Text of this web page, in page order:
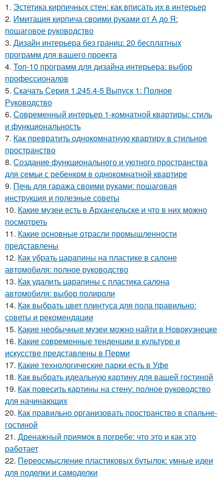
1. Эстетика кирпичных стен: как вписать их в интерьер
2. Имитация кирпича своими руками от А до Я:
пошаговое руководство
3. Дизайн интерьера без границ: 20 бесплатных
программ для вашего проекта
4. Топ-10 программ для дизайна интерьера: выбор
профессионалов
5. Скачать Серия 1.245.4-5 Выпуск 1: Полное
Руководство
6. Современный интерьер 1-комнатной квартиры: стиль
и функциональность
7. Как превратить однокомнатную квартиру в стильное
пространство
8. Создание функционального и уютного пространства
для семьи с ребенком в однокомнатной квартире
9. Печь для гаража своими руками: пошаговая
инструкция и полезные советы
10. Какие музеи есть в Архангельске и что в них можно
посмотреть
11. Какие основные отрасли промышленности
представлены
12. Как убрать царапины на пластике в салоне
автомобиля: полное руководство
13. Как удалить царапины с пластика салона
автомобиля: выбор полироли
14. Как выбрать цвет плинтуса для пола правильно:
советы и рекомендации
15. Какие необычные музеи можно найти в Новокузнецке
16. Какие современные тенденции в культуре и
искусстве представлены в Перми
17. Какие технологические парки есть в Уфе
18. Как выбрать идеальную картину для вашей гостиной
19. Как повесить картины на стену: полное руководство
для начинающих
20. Как правильно организовать пространство в спальне-
гостиной
21. Дренажный приямок в погребе: что это и как это
работает
22. Переосмысление пластиковых бутылок: умные идеи
для поделки и самоделки